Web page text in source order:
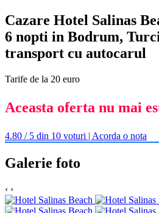
Cazare Hotel Salinas
6 nopti in Bodrum,
transport cu autocarul
Tarife de la 20 euro
Aceasta oferta nu mai
4.80 / 5 din 10 voturi | Acorda o nota
Galerie foto
‹ ›